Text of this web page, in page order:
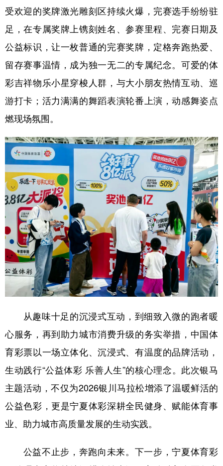
受欢迎的奖牌激光雕刻区持续火爆，完赛选手纷纷驻
足，在专属奖牌上镌刻姓名、参赛里程、完赛日期及
公益标识，让一枚普通的完赛奖牌，定格奔跑热爱、
留存赛事温情，成为独一无二的专属纪念。可爱的体
彩吉祥物乐小星穿梭人群，与大小朋友热情互动、巡
游打卡；活力满满的舞蹈表演轮番上演，动感舞姿点
燃现场氛围。
从趣味十足的沉浸式互动，到细致入微的跑者暖
心服务，再到助力城市消费升级的务实举措，中国体
育彩票以一场立体化、沉浸式、有温度的品牌活动，
生动践行“公益体彩 乐善人生”的核心理念。此次银马
主题活动，不仅为2026银川马拉松增添了温暖鲜活的
公益色彩，更是宁夏体彩深耕全民健身、赋能体育事
业、助力城市高质量发展的生动实践。
公益不止步，奔跑向未来。下一步，宁夏体育彩